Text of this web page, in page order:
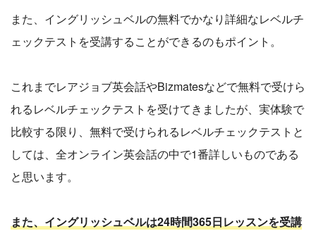
また、イングリッシュベルの無料でかなり詳細なレベルチ
ェックテストを受講することができるのもポイント。
これまでレアジョブ英会話やBizmatesなどで無料で受けら
れるレベルチェックテストを受けてきましたが、実体験で
比較する限り、無料で受けられるレベルチェックテストと
しては、全オンライン英会話の中で1番詳しいものである
と思います。
また、イングリッシュベルは24時間365日レッスンを受講